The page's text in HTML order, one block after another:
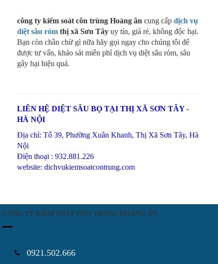
công ty kiểm soát côn trùng Hoàng ân cung cấp dịch vụ
diệt sâu róm thị xã Sơn Tây uy tín, giá rẻ, không độc hại.
Bạn còn chần chừ gì nữa hãy gọi ngay cho chúng tôi để
được tư vấn, khảo sát miễn phí dịch vụ diệt sâu róm, sâu
gây hại hiệu quả.
LIÊN HỆ DIỆT SÂU BỌ TẠI THỊ XÃ SƠN TÂY -
HÀ NỘI
Địa chỉ: Tổ 39, Phường Xuân Khanh, Thị Xã Sơn Tây, Hà
Nội
Điện thoại : 932.881.226
website: dichvukiemsoatcontrung.com
CÔNG TY KIỂM SOÁT CÔN TRÙNG HOÀNG ÂN
0921.502.666